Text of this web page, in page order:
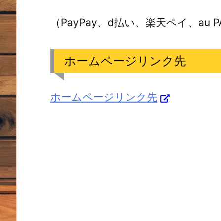
（PayPay、d払い、楽天ペイ、au
ホームページリンク先
ホームページリンク先